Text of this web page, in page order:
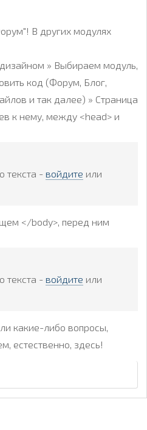
В других модулях
» Выбираем модуль,
код (Форум, Блог,
и так далее) » Страница
к нему, между <head> и
текста - войдите или
</body>, перед ним
текста - войдите или
какие-либо вопросы,
естественно, здесь!